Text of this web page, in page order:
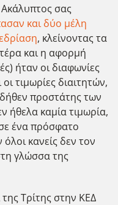
σας
και δύο μέλη
, κλείνοντας τα
και η αφορμή
ήταν οι διαφωνίες
τιμωρίες διαιτητών,
προστάτης των
ήθελα καμία τιμωρία,
ένα πρόσφατο
κανείς δεν τον
γλώσσα της
Τρίτης στην ΚΕΔ